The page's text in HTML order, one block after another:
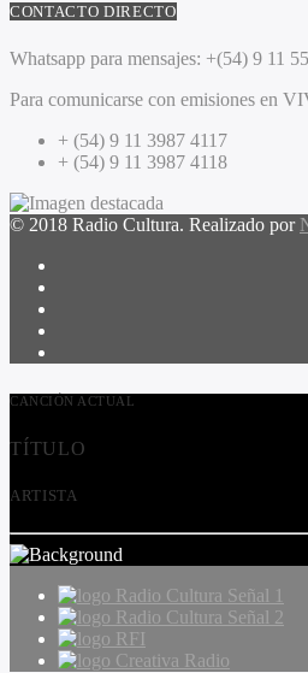
CONTACTO DIRECTO
Whatsapp para mensajes: +(54) 9 11
Para comunicarse con emisiones en
+ (54) 9 11 3987 4117
+ (54) 9 11 3987 4118
© 2018 Radio Cultura. Realizado por
CANCIÓN ACTUAL
TÍTULO
ARTISTA
Radio Cultura Señal 1
Radio Cultura Señal 2
RFI
Creativa Radio